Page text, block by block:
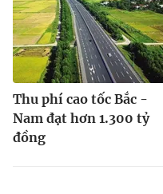
Thu phí cao tốc Bắc -
Nam đạt hơn 1.300 tỷ
đồng